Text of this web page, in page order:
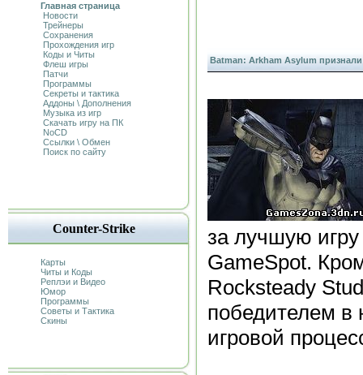
Главная страница
Новости
Трейнеры
Сохранения
Прохождения игр
Коды и Читы
Флеш игры
Патчи
Программы
Секреты и тактика
Аддоны \ Дополнения
Музыка из игр
Скачать игру на ПК
NoCD
Ссылки \ Обмен
Поиск по сайту
Counter-Strike
Карты
Читы и Коды
Реплэи и Видео
Юмор
Программы
Советы и Тактика
Скины
Batman: Arkham Asylum
за лучшую
GameSpot.
Rocksteady
победителем
игровой